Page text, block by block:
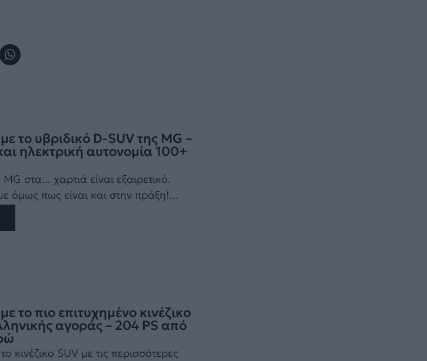
το υβριδικό D-SUV της MG –
ηλεκτρική αυτονομία 100+
στα... χαρτιά είναι εξαιρετικό.
όμως πως είναι και στην πράξη!...
το πιο επιτυχημένο κινέζικο
αγοράς – 204 PS από
κινέζικο SUV με τις περισσότερες